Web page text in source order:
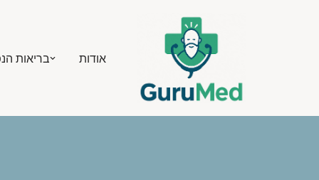
אודות בריאות